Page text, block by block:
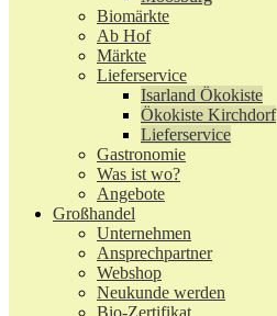
Biomärkte
Ab Hof
Märkte
Lieferservice
Isarland Ökokiste
Ökokiste Kirchdorf
Lieferservice
Gastronomie
Was ist wo?
Angebote
Großhandel
Unternehmen
Ansprechpartner
Webshop
Neukunde werden
Bio-Zertifikat